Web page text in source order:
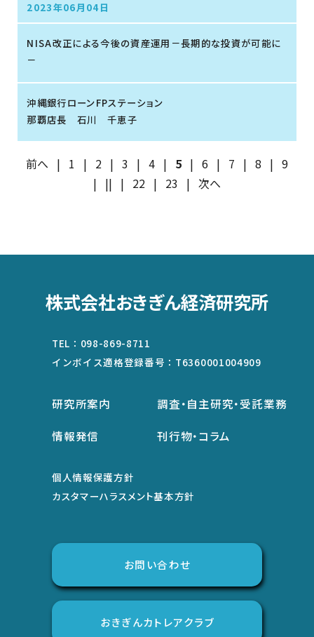
2023年06月04日
NISA改正による今後の資産運用－長期的な投資が可能に
－
沖縄銀行ローンFPステーション
那覇店長 石川 千恵子
前へ | 1 | 2 | 3 | 4 | 5 | 6 | 7 | 8 | 9
| || | 22 | 23 | 次へ
株式会社おきぎん経済研究所
TEL： 098-869-8711
インボイス適格登録番号： T6360001004909
研究所案内
情報発信
調査・自主研究・受託業務
刊行物・コラム
個人情報保護方針
カスタマーハラスメント基本方針
お問い合わせ
おきぎんカトレアクラブ